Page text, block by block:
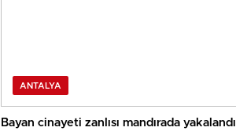
ANTALYA
Bayan cinayeti zanlısı mandırada yakalandı